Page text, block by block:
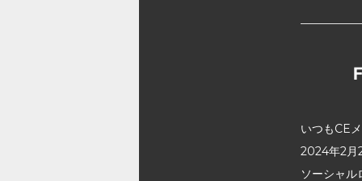
いつもCE
2024年2月
ソーシャ